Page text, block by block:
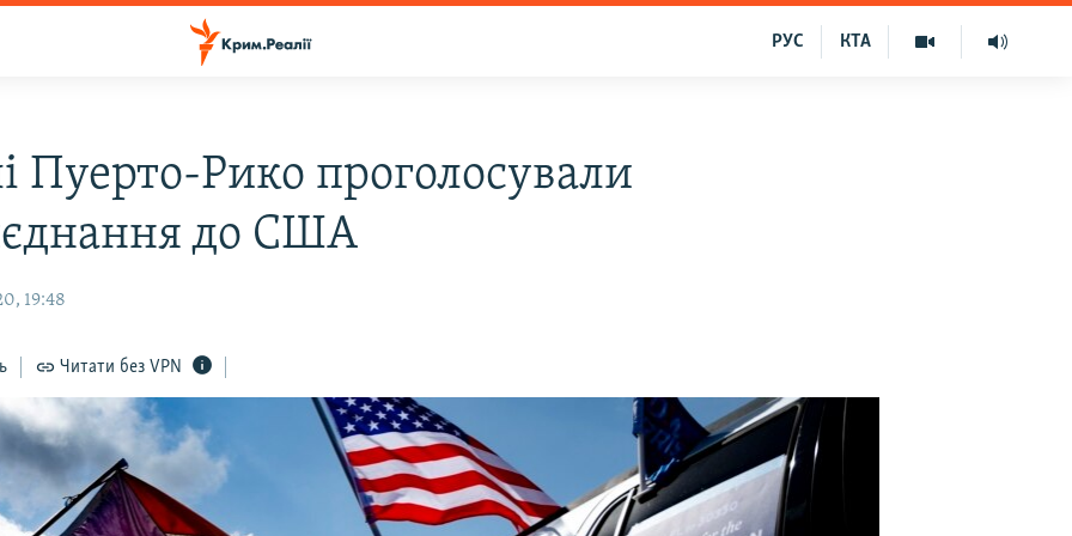
КТА
РУС
Пуерто-Рико проголосували
до США
19:48
Читати без VPN